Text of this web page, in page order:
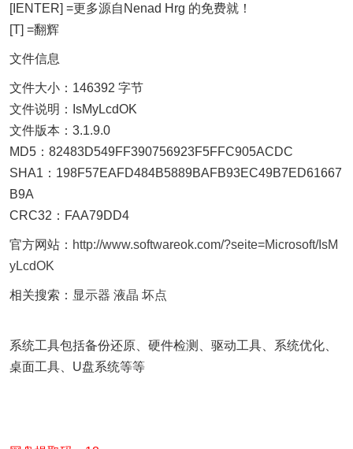
[IENTER] =更多源自Nenad Hrg 的免费就！
[T] =翻辉
文件信息
文件大小：146392 字节
文件说明：IsMyLcdOK
文件版本：3.1.9.0
MD5：82483D549FF390756923F5FFC905ACDC
SHA1：198F57EAFD484B5889BAFB93EC49B7ED61667
B9A
CRC32：FAA79DD4
官方网站： http://www.softwareok.com/?seite=Microsoft/IsM
yLcdOK
相关搜索： 显示器 液晶 坏点
系统工具包括备份还原、硬件检测、驱动工具、系统优化、
桌面工具、U盘系统等等